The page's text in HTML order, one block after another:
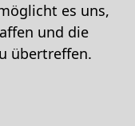
es uns,
und die
übertreffen.